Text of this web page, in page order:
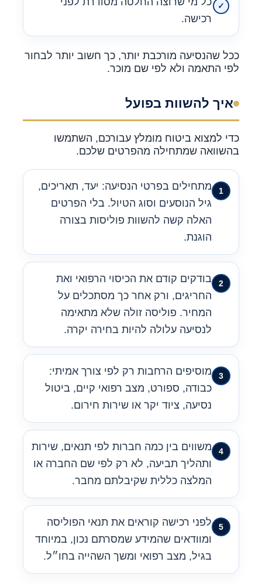
רכישה.
ככל שהנסיעה מורכבת יותר, כך חשוב יותר לבחור
לפי התאמה ולא לפי שם מוכר.
איך להשוות בפועל
כדי למצוא ביטוח מומלץ עבורכם, השתמשו
בהשוואה שמתחילה מהפרטים שלכם.
מתחילים בפרטי הנסיעה: יעד, תאריכים,
גיל הנוסעים וסוג הטיול. בלי הפרטים
האלה קשה להשוות פוליסות בצורה
הוגנת.
בודקים קודם את הכיסוי הרפואי ואת
החריגים, ורק אחר כך מסתכלים על
המחיר. פוליסה זולה שלא מתאימה
לנסיעה עלולה להיות בחירה יקרה.
מוסיפים הרחבות רק לפי צורך אמיתי:
כבודה, ספורט, מצב רפואי קיים, ביטול
נסיעה, ציוד יקר או שירות חירום.
משווים בין כמה חברות לפי תנאים, שירות
ותהליך תביעה, לא רק לפי שם החברה או
המלצה כללית שקיבלתם מחבר.
לפני רכישה קוראים את תנאי הפוליסה
ומוודאים שהמידע שמסרתם נכון, במיוחד
בגיל, מצב רפואי ומשך השהייה בחו״ל.